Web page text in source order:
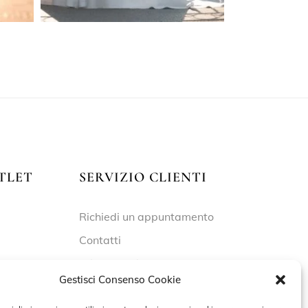
Gestisci Consenso Cookie
SERVIZIO CLIENTI
Richiedi un appuntamento
Contatti
Cookie Policy